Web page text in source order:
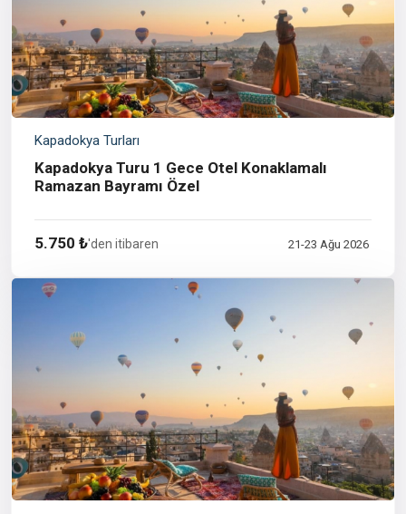
Kapadokya Turları
Kapadokya Turu 1 Gece Otel Konaklamalı
Ramazan Bayramı Özel
5.750 ₺'den itibaren 21-23 Ağu 2026